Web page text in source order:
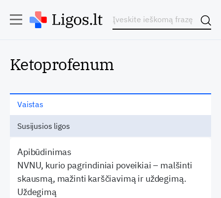
Ketoprofenum
Vaistas
Susijusios ligos
Apibūdinimas
NVNU, kurio pagrindiniai poveikiai – malšinti
skausmą, mažinti karščiavimą ir uždegimą.
Uždegimą